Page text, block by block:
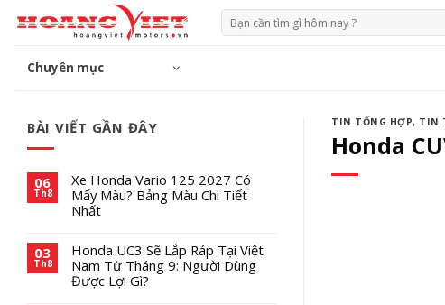
đến
Tìm
kiếm:
Chuyên mục
BÀI VIẾT GẦN ĐÂY
06
Th8
Xe Honda Vario 125 2027 Có
Mấy Màu? Bảng Màu Chi Tiết
Nhất
03
Th8
Honda UC3 Sẽ Lắp Ráp Tại Việt
Nam Từ Tháng 9: Người Dùng
Được Lợi Gì?
TIN TỔNG HỢP, TIN
Honda